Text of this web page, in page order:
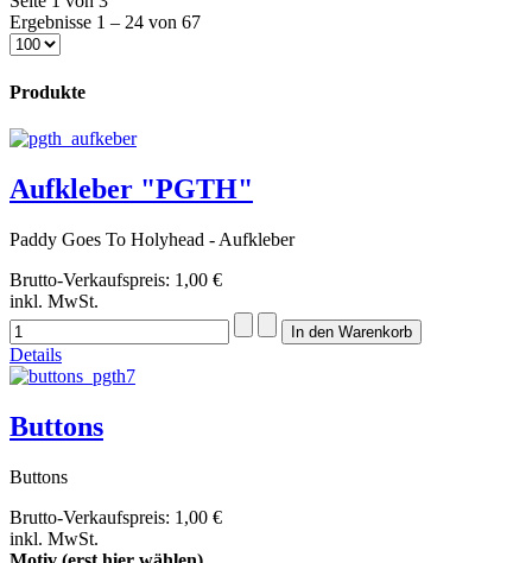
Ergebnisse 1 – 24 von 67
Produkte
Aufkleber "PGTH"
Paddy Goes To Holyhead - Aufkleber
Brutto-Verkaufspreis: 1,00 €
inkl. MwSt.
Details
Buttons
Buttons
Brutto-Verkaufspreis: 1,00 €
inkl. MwSt.